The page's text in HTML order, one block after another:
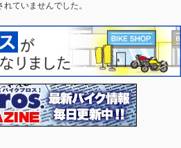
ていませんでした。